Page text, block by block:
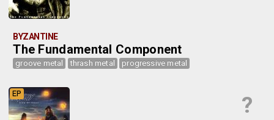
BYZANTINE
The Fundamental Component
groove metal thrash metal progressive metal
?
EP